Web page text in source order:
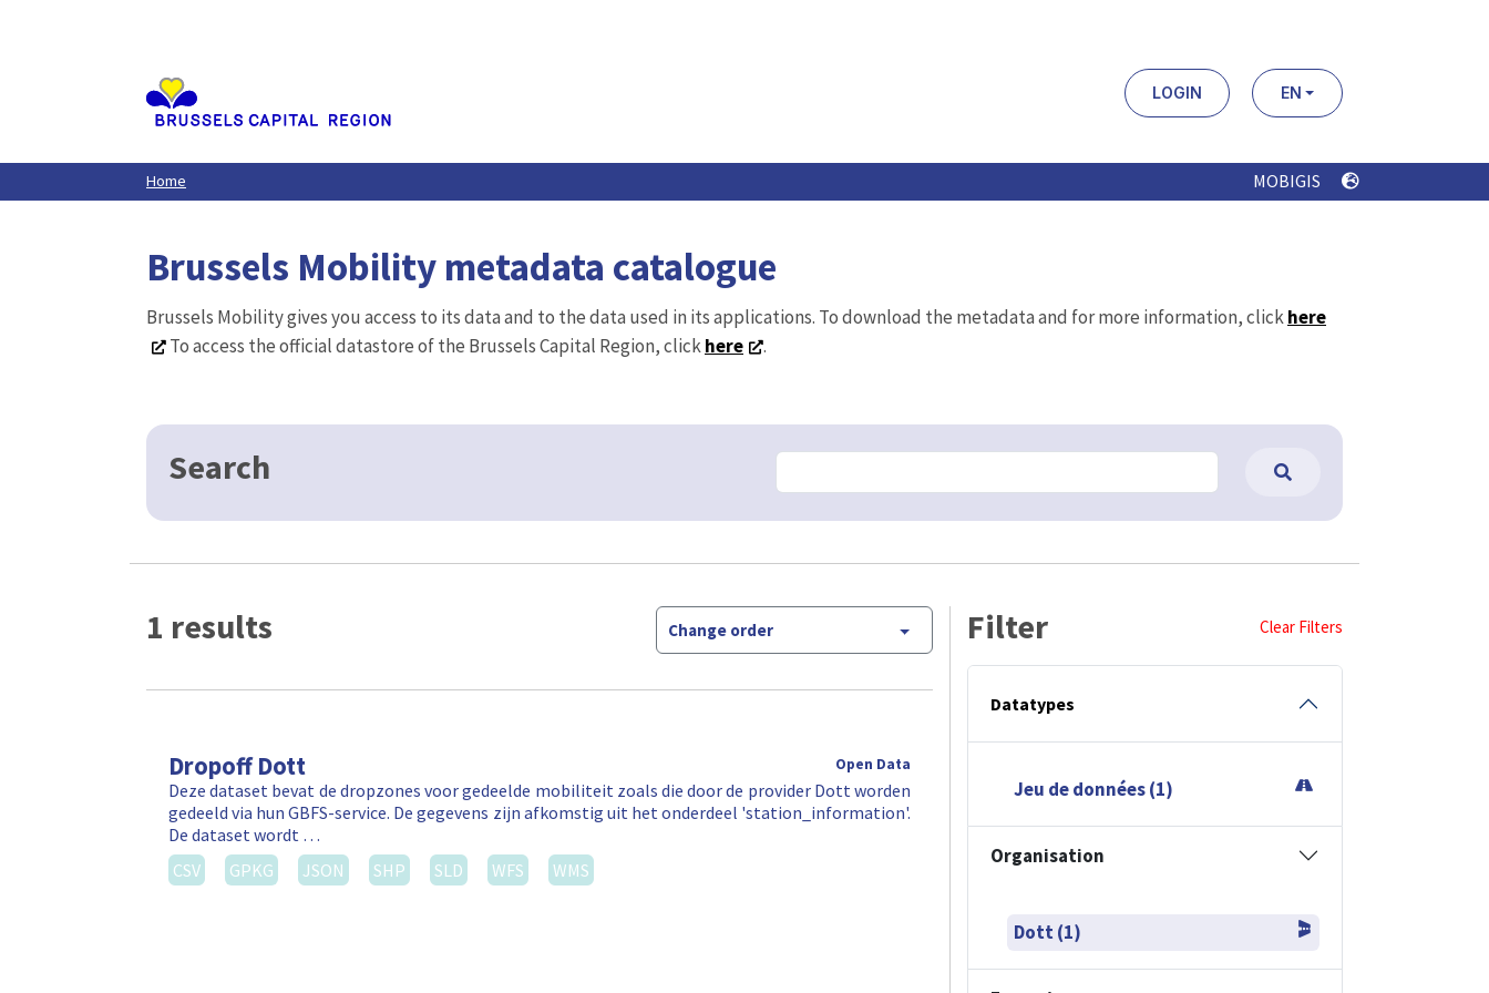
LOGIN EN
Home MOBIGIS
Brussels Mobility metadata catalogue
Brussels Mobility gives you access to its data and to the data used in its applications. To download the metadata and for more information, clickhere
To access the official datastore of the Brussels Capital Region, clickhere .
Search
1 results Change order
Dropoff Dott Open Data
Deze dataset bevat de dropzones voor gedeelde mobiliteit zoals die door de provider Dott worden
gedeeld via hun GBFS-service. De gegevens zijn afkomstig uit het onderdeel 'station_information'.
De dataset wordt …
CSV
GPKG JSON SHP SLD WFS WMS
Filter Clear Filters
Datatypes
Jeu de données (1)
Organisation
Dott (1)